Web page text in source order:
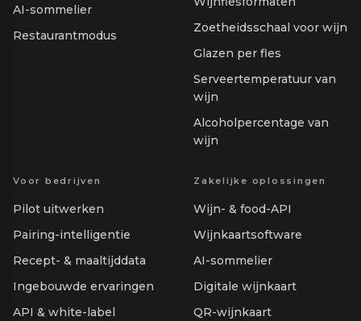
AI-sommelier
Restaurantmodus
Zoetheidsschaal voor wijn
Glazen per fles
Serveertemperatuur van
wijn
Alcoholpercentage van
wijn
Voor bedrijven
Pilot uitwerken
Pairing-intelligentie
Recept- & maaltijddata
Ingebouwde ervaringen
API & white-label
Zakelijke oplossingen
Wijn- & food-API
Wijnkaartsoftware
AI-sommelier
Digitale wijnkaart
QR-wijnkaart